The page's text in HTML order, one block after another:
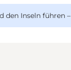
den Inseln führen –